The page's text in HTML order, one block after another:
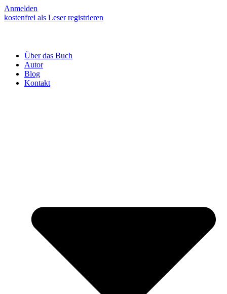
Anmelden
kostenfrei als Leser registrieren
Über das Buch
Autor
Blog
Kontakt